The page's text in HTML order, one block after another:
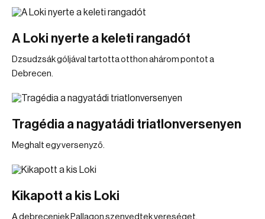
A Loki nyerte a keleti rangadót
Dzsudzsák góljával tartotta otthon ahárom pontot a
Debrecen.
Tragédia a nagyatádi triatlonversenyen
Meghalt egy versenyző.
Kikapott a kis Loki
A debreceniek Pallagon szenvedtek vereséget.